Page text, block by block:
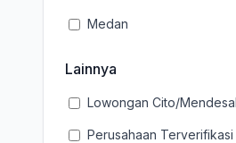
Medan
Lainnya
Lowongan Cito/
Perusahaan Terverifikasi